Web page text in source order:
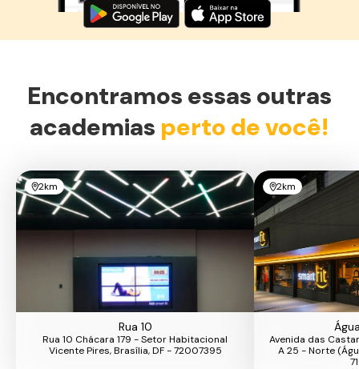
Encontramos essas outras
academias perto de você!
2km
Rua 10
Rua 10 Chácara 179 - Setor Habitacional
Vicente Pires, Brasília, DF - 72007395
2km
Avenida das
A 25 - Norte